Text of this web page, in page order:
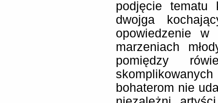
podjęcie tematu
dwojga
opowiedzenie
marzeniach
pomiędzy
bohaterom nie